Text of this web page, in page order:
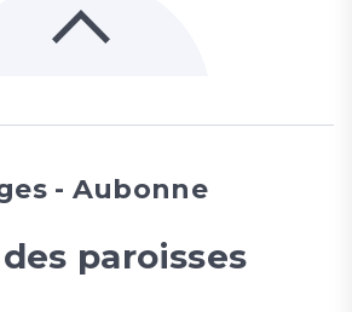
- Aubonne
paroisses